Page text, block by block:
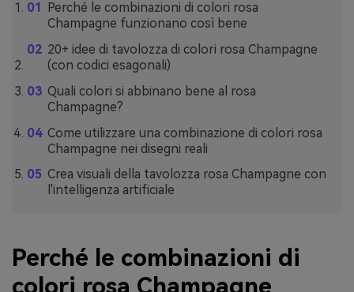
Perché le combinazioni di colori rosa
Champagne funzionano così bene
20+ idee di tavolozza di colori rosa Champagne
(con codici esagonali)
Quali colori si abbinano bene al rosa
Champagne?
Come utilizzare una combinazione di colori rosa
Champagne nei disegni reali
Crea visuali della tavolozza rosa Champagne con
l'intelligenza artificiale
Perché le combinazioni di
colori rosa Champagne